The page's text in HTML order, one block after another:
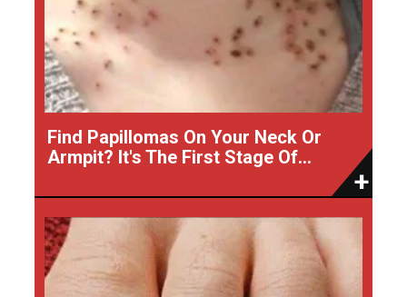
Find Papillomas On Your Neck Or
Armpit? It's The First Stage Of...